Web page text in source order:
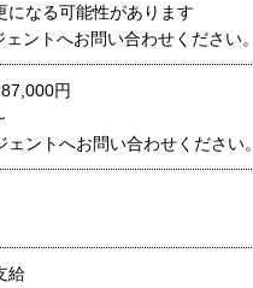
なる可能性があります
ントへお問い合わせください。
円
ントへお問い合わせください。
給